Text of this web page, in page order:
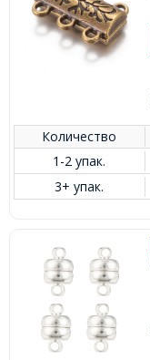
Количество
1-2 упак.
3+ упак.